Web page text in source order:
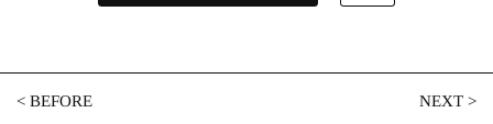
<BEFORE NEXT>